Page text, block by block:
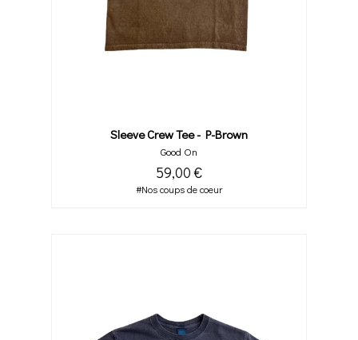
Sleeve Crew Tee - P-Brown
Good On
59,00 €
#Nos coups de coeur